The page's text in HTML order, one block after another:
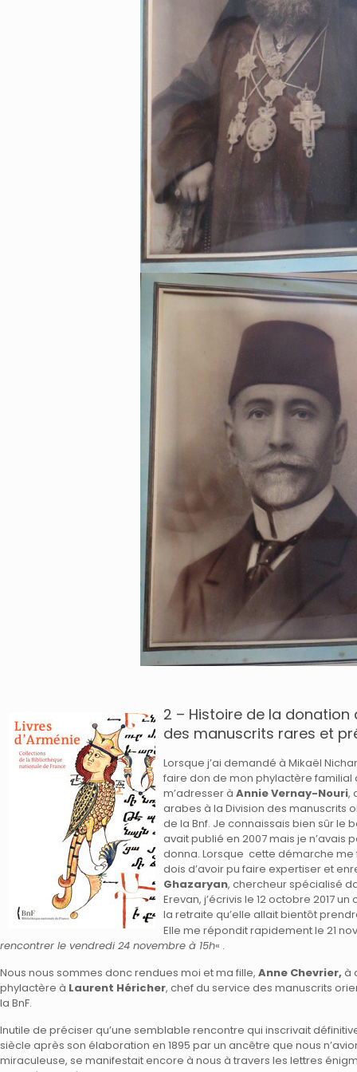
2 – Histoire de la
des manuscrits rares et
Lorsque j’ai demandé à Mikaël
faire don de mon phylactère familial
m’adresser à Annie Vernay-Nouri,
arabes à la Division des manuscrits
de la Bnf. Je connaissais bien sûr le
avait publié en 2007 mais je n’avais
donna. Lorsque cette démarche
dois d’avoir pu faire expertiser et
Ghazaryan, chercheur spécialisé
Erevan, j’écrivis le 12 octobre 2017
la retraite qu’elle allait bientôt
Elle me répondit rapidement le 21
rencontrer le vendredi 24 novembre à 15h« .
Nous nous sommes donc rendues moi et ma fille, Anne Chevrier, à
phylactère à Laurent Héricher, chef du service des manuscrits
la BnF.
Inutile de préciser qu’une semblable rencontre qui inscrivait
siècle après son élaboration en 1895 par un ancêtre que nous
miraculeuse, se manifestait encore à nous à travers les lettres